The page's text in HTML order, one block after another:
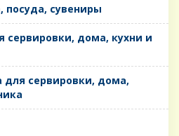
посуда, сувениры
сервировки, дома, кухни и
для сервировки, дома,